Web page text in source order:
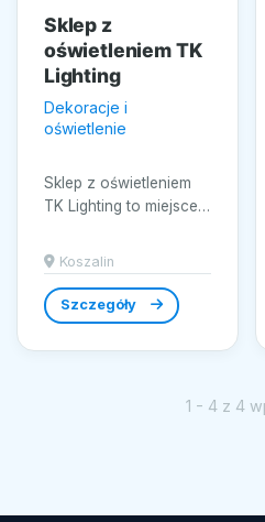
Sklep z
oświetleniem TK
Lighting
Dekoracje i
oświetlenie
Sklep z oświetleniem
TK Lighting to miejsce,
spotyka się z
funkcjonalnością....
Koszalin
Szczegóły
1 - 4 z 4